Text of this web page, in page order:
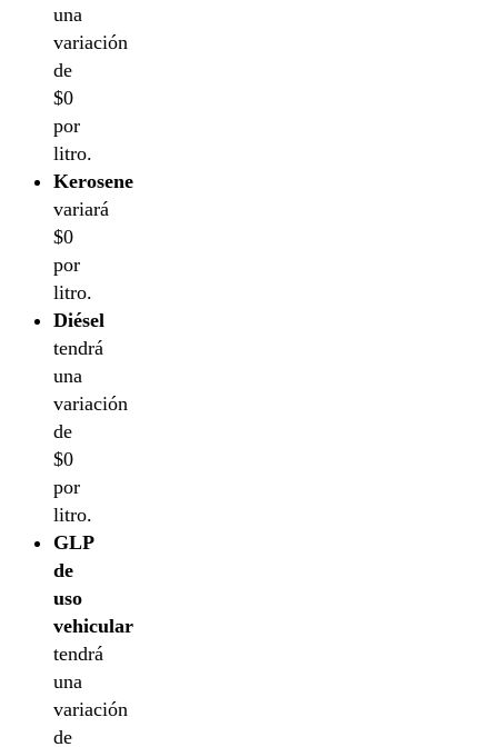
una
variación
de
$0
por
litro.
Kerosene
variará
$0
por
litro.
Diésel
tendrá
una
variación
de
$0
por
litro.
GLP
de
uso
vehicular
tendrá
una
variación
de